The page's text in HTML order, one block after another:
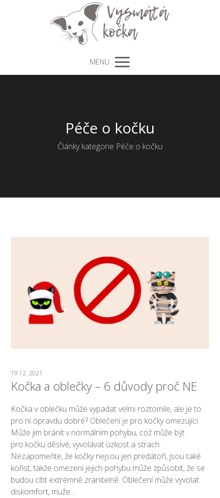
MENU
Péče o kočku
Články kategorie Péče o kočku
19.12. 2021
Kočka a oblečky – 6 důvody proč NE
Kočka v oblečku může vypadat velmi roztomile, ale je to
pro ni opravdu dobré? Oblečení je pro kočky omezující.
Může jim bránit v normálním pohybu, což může být
pro kočku děsivé, vyvolávat úzkost a strach.
Nezapomeňte, že kočky nejsou jen predátoři, jsou také
kořist, takže omezení jejich pohybu může způsobit, že se
budou cítit extrémně zranitelně. Oblečení může vyvolat
diskomfort, muže...